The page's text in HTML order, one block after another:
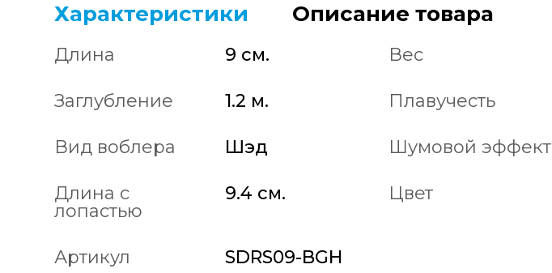
Характеристики Описание товара
Длина 9 см. Вес
Заглубление 1.2 м. Плавучесть
Вид воблера Шэд Шумовой эффект
Длина с
лопастью
9.4 см. Цвет
Артикул SDRS09-BGH